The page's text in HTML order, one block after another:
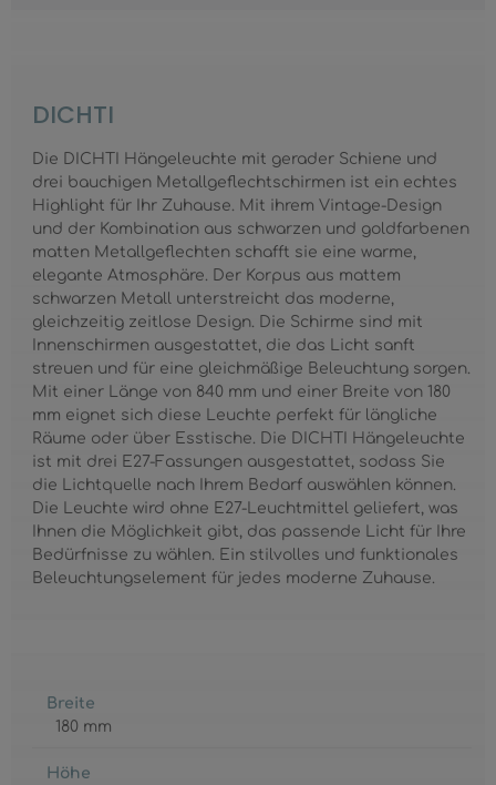
DICHTI
Die DICHTI Hängeleuchte mit gerader Schiene und
drei bauchigen Metallgeflechtschirmen ist ein echtes
Highlight für Ihr Zuhause. Mit ihrem Vintage-Design
und der Kombination aus schwarzen und goldfarbenen
matten Metallgeflechten schafft sie eine warme,
elegante Atmosphäre. Der Korpus aus mattem
schwarzen Metall unterstreicht das moderne,
gleichzeitig zeitlose Design. Die Schirme sind mit
Innenschirmen ausgestattet, die das Licht sanft
streuen und für eine gleichmäßige Beleuchtung sorgen.
Mit einer Länge von 840 mm und einer Breite von 180
mm eignet sich diese Leuchte perfekt für längliche
Räume oder über Esstische. Die DICHTI Hängeleuchte
ist mit drei E27-Fassungen ausgestattet, sodass Sie
die Lichtquelle nach Ihrem Bedarf auswählen können.
Die Leuchte wird ohne E27-Leuchtmittel geliefert, was
Ihnen die Möglichkeit gibt, das passende Licht für Ihre
Bedürfnisse zu wählen. Ein stilvolles und funktionales
Beleuchtungselement für jedes moderne Zuhause.
Breite
180 mm
Höhe